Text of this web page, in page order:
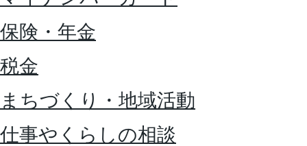
保険・年金
税金
まちづくり・地域活動
仕事やくらしの相談